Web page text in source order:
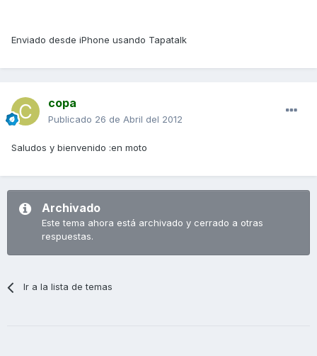
Enviado desde iPhone usando Tapatalk
copa
Publicado 26 de Abril del 2012
Saludos y bienvenido :en moto
Archivado
Este tema ahora está archivado y cerrado a otras
respuestas.
Ir a la lista de temas